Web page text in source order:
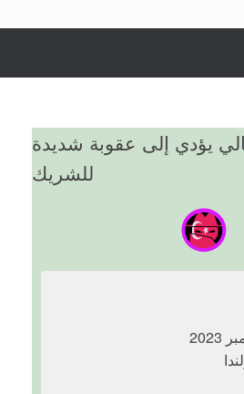
يؤدي إلى عقوبة شديدة
للشريك